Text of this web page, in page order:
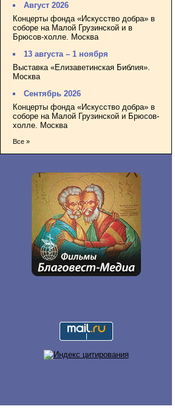
Август 2026
Концерты фонда «Искусство добра» в
соборе на Малой Грузинской и в
Брюсов-холле. Москва
13 августа – 1 ноября
Выставка «Елизаветинская Библия».
Москва
Сентябрь 2026
Концерты фонда «Искусство добра» в
соборе на Малой Грузинской и Брюсов-
холле. Москва
Все »